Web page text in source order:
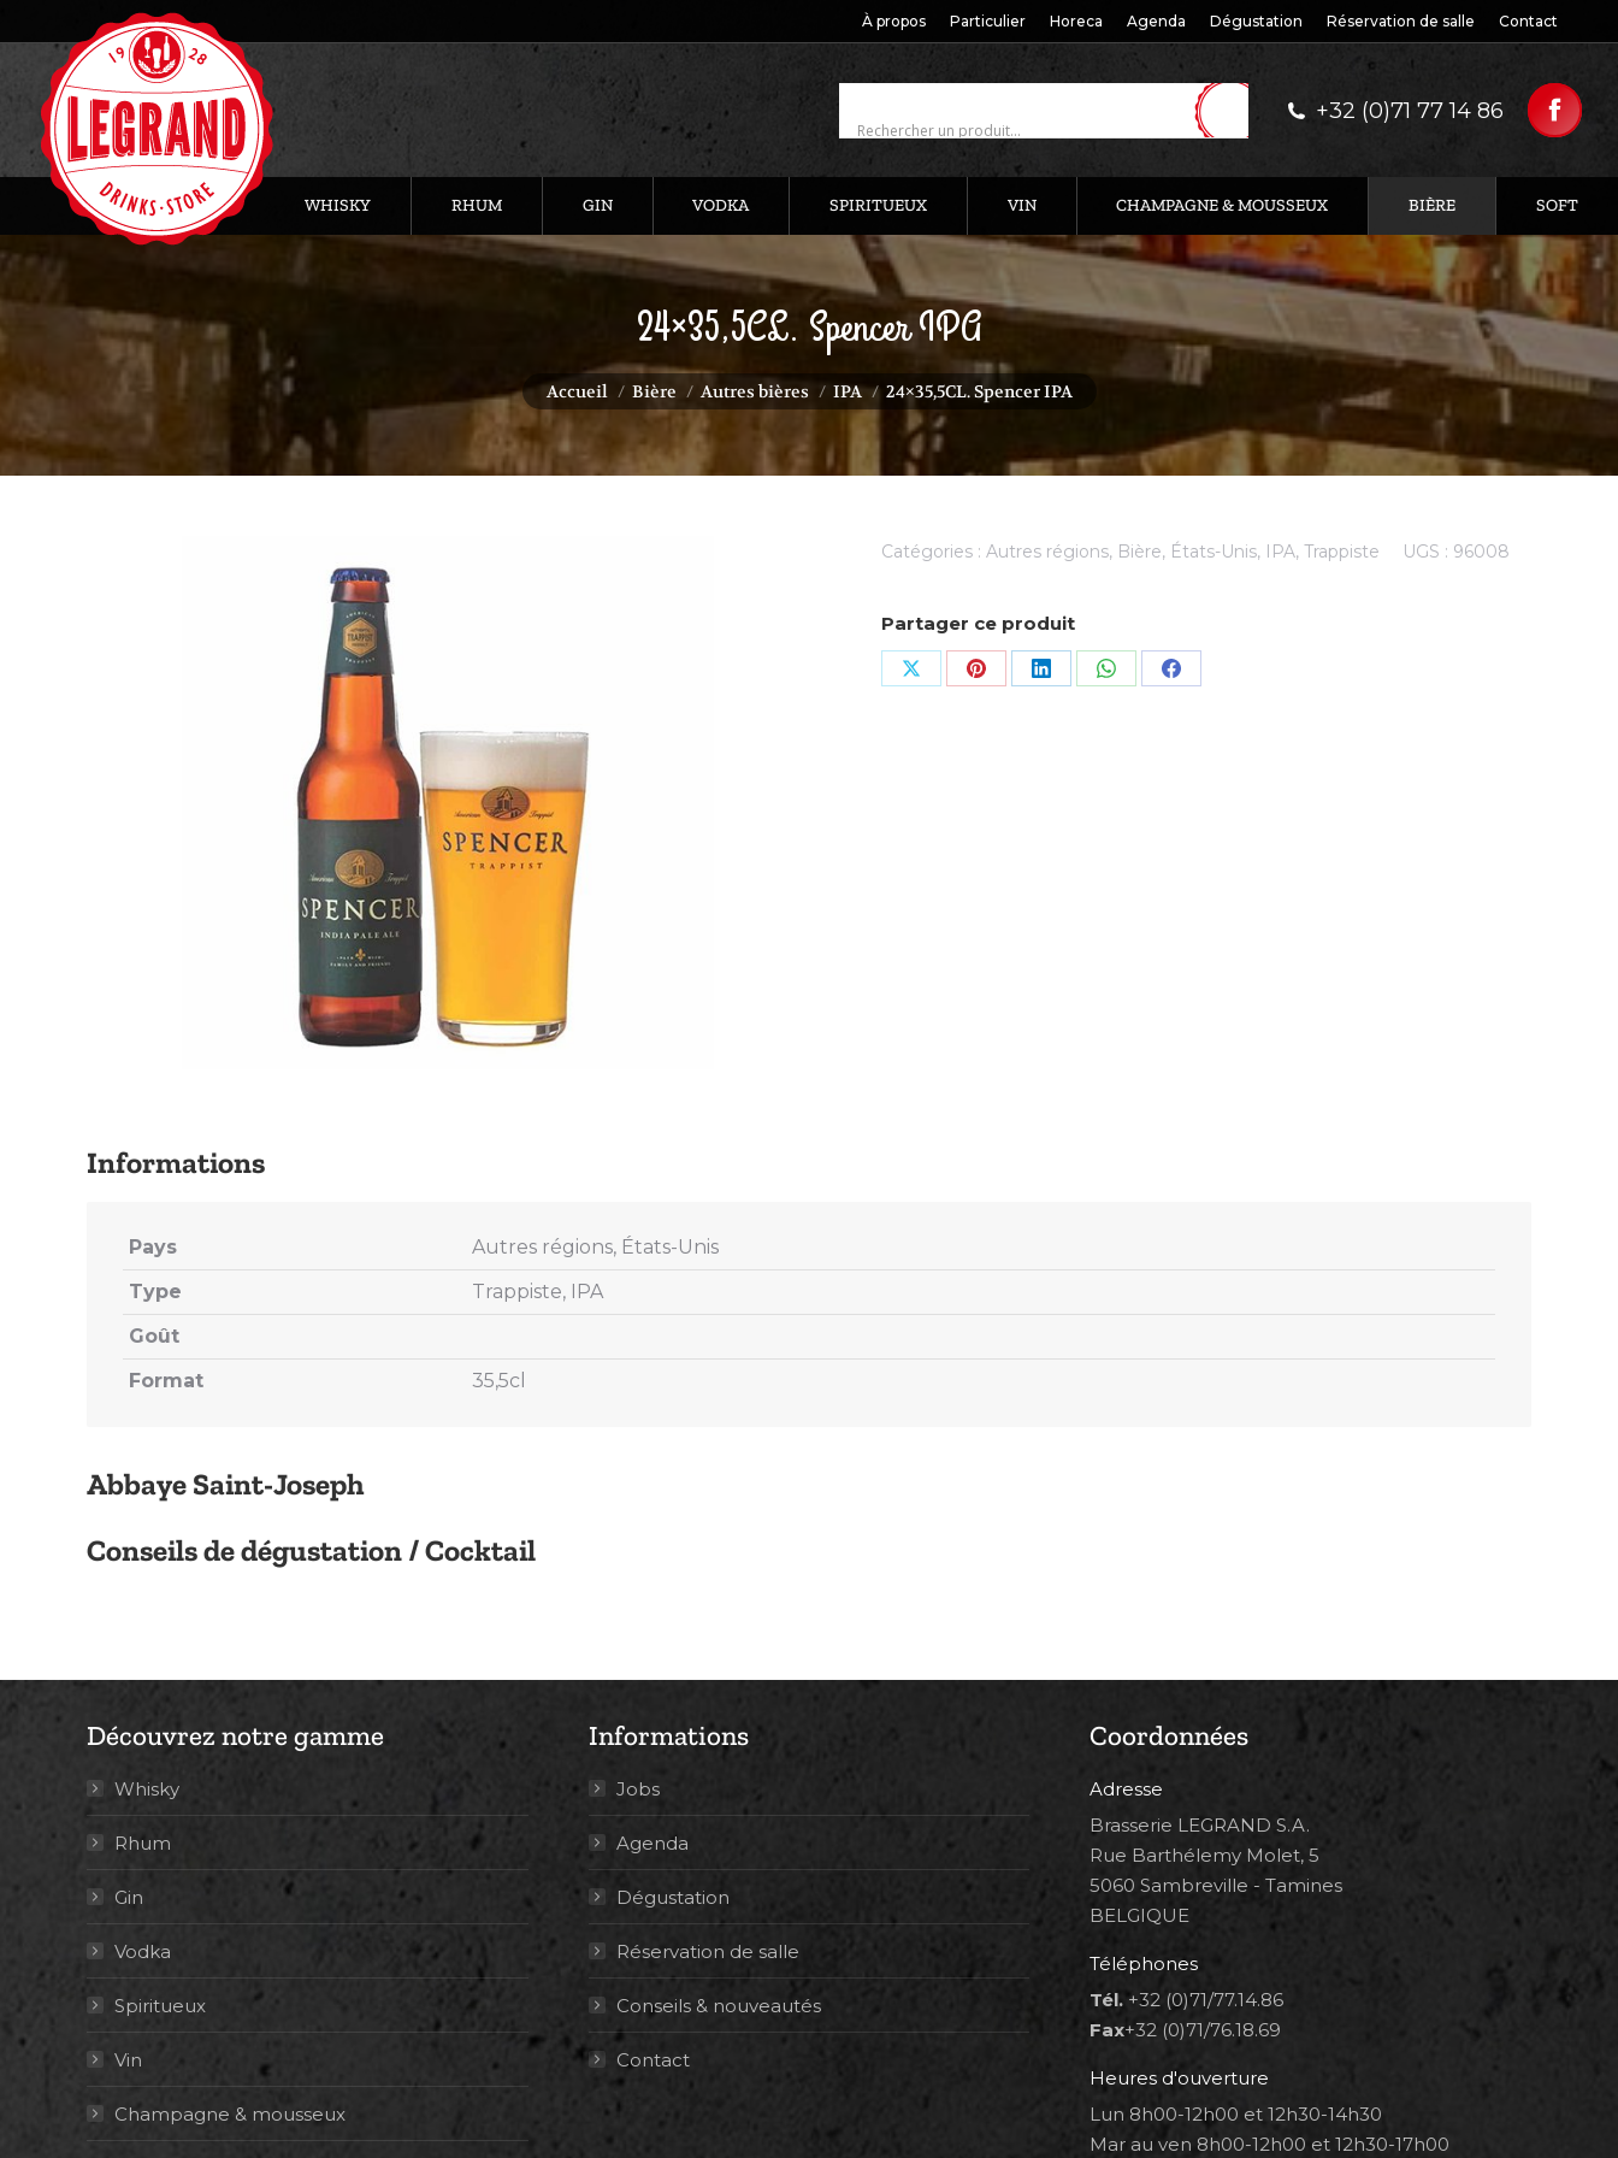
À propos Particulier Horeca Agenda Dégustation Réservation de salle Contact
+32 (0)71 77 14 86
WHISKY RHUM GIN VODKA SPIRITUEUX VIN CHAMPAGNE & MOUSSEUX BIÈRE SOFT
24×35,5CL. Spencer IPA
Vous êtes ici :
Accueil Bière Autres bières IPA 24×35,5CL. Spencer IPA
Catégories : Autres régions, Bière, États-Unis, IPA, Trappiste UGS : 96008
Partager ce produit
Share Share Share Share Share
Abbaye Saint-Joseph
Conseils de dégustation / Cocktail
Pays
Autres régions, États-Unis
Type
Trappiste, IPA
Goût
Format
35,5cl
Découvrez notre gamme
Whisky
Rhum
Gin
Vodka
Spiritueux
Vin
Champagne & mousseux
Informations
Jobs
Agenda
Dégustation
Réservation de salle
Conseils & nouveautés
Contact
Coordonnées
Adresse
Brasserie LEGRAND S.A.
Rue Barthélemy Molet, 5
5060 Sambreville - Tamines
BELGIQUE
Téléphones
Tél. +32 (0)71/77.14.86
Fax+32 (0)71/76.18.69
Heures d'ouverture
Lun 8h00-12h00 et 12h30-14h30
Mar au ven 8h00-12h00 et 12h30-17h00